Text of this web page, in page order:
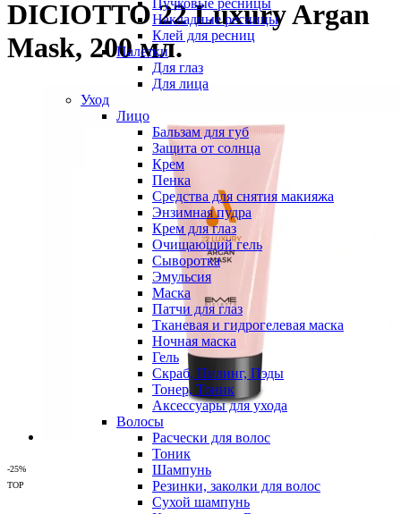
Пучковые ресницы
Накладные ресницы
Клей для ресниц
Палетки
Для глаз
Для лица
Уход
Лицо
Бальзам для губ
Защита от солнца
Крем
Пенка
Средства для снятия макияжа
Энзимная пудра
Крем для глаз
Очищающий гель
Сыворотка
Эмульсия
Маска
Патчи для глаз
Тканевая и гидрогелевая маска
Ночная маска
Гель
Скраб, Пилинг, Пэды
Тонер, Тоник
Аксессуары для ухода
Волосы
Расчески для волос
Тоник
Шампунь
Резинки, заколки для волос
Сухой шампунь
DICIOTTO 22 Luxury Argan
Mask, 200 мл.
-25%
TOP